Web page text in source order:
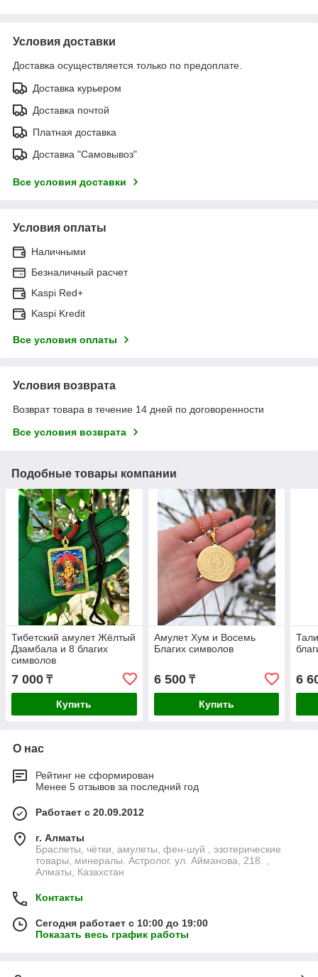
Условия доставки
Доставка осуществляется только по предоплате.
Доставка курьером
Доставка почтой
Платная доставка
Доставка "Самовывоз"
Все условия доставки
Условия оплаты
Наличными
Безналичный расчет
Kaspi Red+
Kaspi Kredit
Все условия оплаты
Условия возврата
Возврат товара в течение 14 дней по договоренности
Все условия возврата
Подобные товары компании
Тибетский амулет Жёлтый
Дзамбала и 8 благих
символов
7 000 ₸
Купить
Амулет Хум и Восемь
Благих символов
6 500₸
Купить
6
О нас
Рейтинг не сформирован
Менее 5 отзывов за последний год
Работает с 20.09.2012
г. Алматы
Браслеты, чётки, амулеты, фен-шуй , эзотерические
товары, минералы. Астролог. ул. Айманова, 218. ,
Алматы, Казахстан
Контакты
Сегодня работает с 10:00 до 19:00
Показать весь график работы